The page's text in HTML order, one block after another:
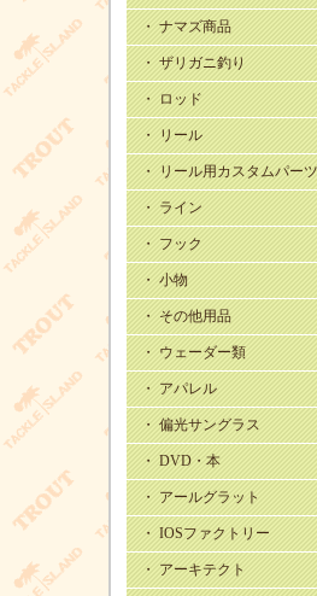
・ ナマズ商品
・ ザリガニ釣り
・ ロッド
・ リール
・ リール用カスタムパーツ
・ ライン
・ フック
・ 小物
・ その他用品
・ ウェーダー類
・ アパレル
・ 偏光サングラス
・ DVD・本
・ アールグラット
・ IOSファクトリー
・ アーキテクト